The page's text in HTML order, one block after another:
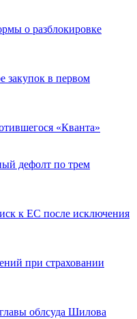
о разблокировке
закупок в первом
«Кванта»
дефолт по трем
к ЕС после исключения
при страховании
облсуда Шилова